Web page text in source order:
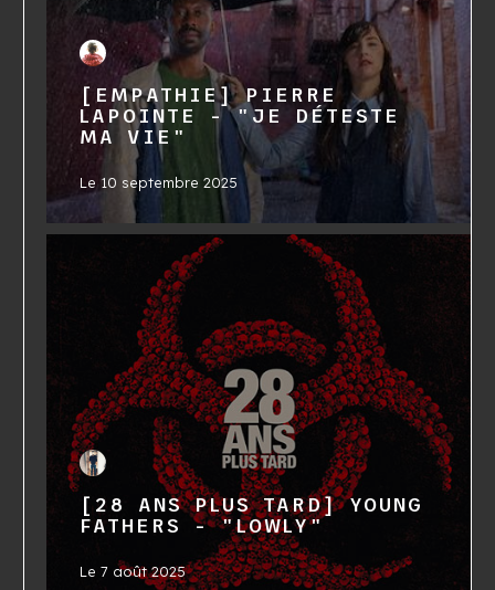
[EMPATHIE] PIERRE
LAPOINTE - "JE DÉTESTE
MA VIE"
Le 10 septembre 2025
[28 ANS PLUS TARD] YOUNG
FATHERS - "LOWLY"
Le7 août 2025